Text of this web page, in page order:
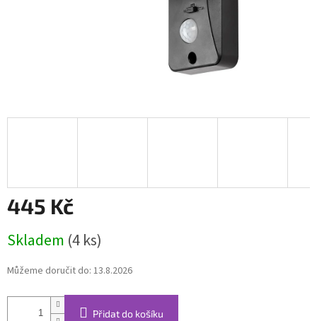
445 Kč
cena:
Skladem (4 ks)
Můžeme doručit do: 13.8.2026
Přidat do košíku